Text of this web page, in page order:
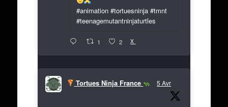
#animation #tortuesninja #tmnt
#teenagemutantninjaturtles
1 2 X
Tortues Ninja France 5 Avr